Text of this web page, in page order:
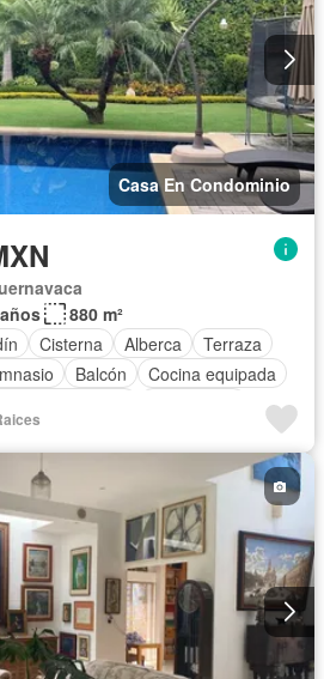
Casa En Condominio
880 m²
Cisterna Alberca
Terraza
Balcón
Cocina equipada
de Limpieza
Televisión por cable
closet Sin amueblar
en - LG Bienes Raices